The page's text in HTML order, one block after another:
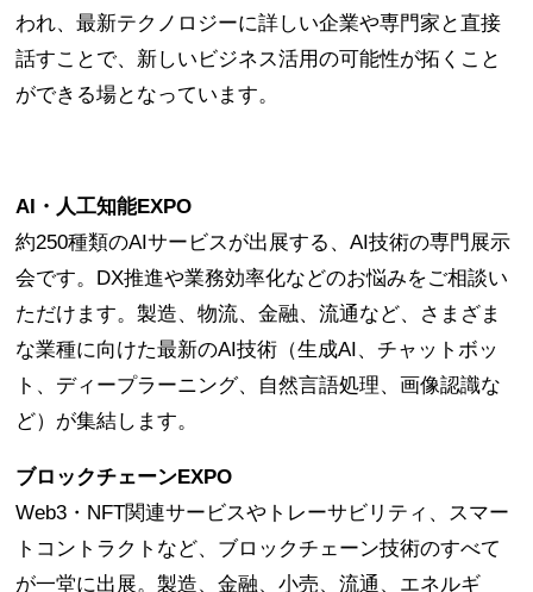
われ、最新テクノロジーに詳しい企業や専門家と直接
話すことで、新しいビジネス活用の可能性が拓くこと
ができる場となっています。
AI・人工知能EXPO
約250種類のAIサービスが出展する、AI技術の専門展示
会です。DX推進や業務効率化などのお悩みをご相談い
ただけます。製造、物流、金融、流通など、さまざま
な業種に向けた最新のAI技術（生成AI、チャットボッ
ト、ディープラーニング、自然言語処理、画像認識な
ど）が集結します。
ブロックチェーンEXPO
Web3・NFT関連サービスやトレーサビリティ、スマー
トコントラクトなど、ブロックチェーン技術のすべて
が一堂に出展。製造、金融、小売、流通、エネルギ